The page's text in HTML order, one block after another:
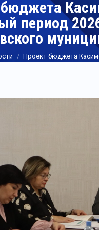
период
Проект бюджета